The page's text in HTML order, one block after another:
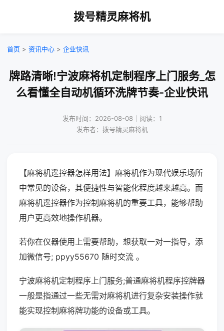
拨号精灵麻将机
首页 > 资讯中心 > 企业快讯
牌路清晰!宁波麻将机定制程序上门服务_怎
么看懂全自动机循环洗牌节奏-企业快讯
发布时间：2026-08-08｜阅读：1
发布者：拨号精灵麻将机
【麻将机遥控器怎样用法】麻将机作为现代娱乐场所
中常见的设备，其便捷性与智能化程度越来越高。而
麻将机遥控器作为控制麻将机的重要工具，能够帮助
用户更高效地操作机器。
若你在仪器使用上需要帮助，想获取一对一指导，添
加微信号; ppyy55670 随时交流 。
宁波麻将机定制程序上门服务;普通麻将机程序控牌器
一般是指通过一些无需对麻将机进行复杂安装操作就
能实现控制麻将牌功能的设备或工具。